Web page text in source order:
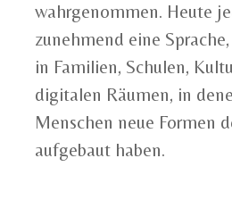
wahrgenommen. Heute
zunehmend eine
in Familien, Schulen,
digitalen Räumen, in
Menschen neue Formen
aufgebaut haben.